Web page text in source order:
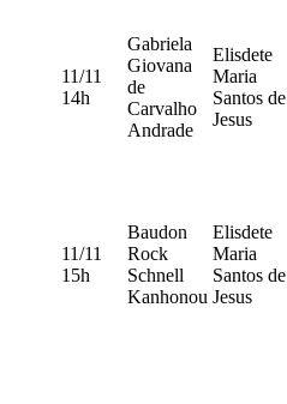
11/11
14h
Gabriela
Giovana
de
Carvalho
Andrade
Elisdete
Maria
Santos de
Jesus
11/11
15h
Baudon
Rock
Schnell
Kanhonou
Elisdete
Maria
Santos de
Jesus